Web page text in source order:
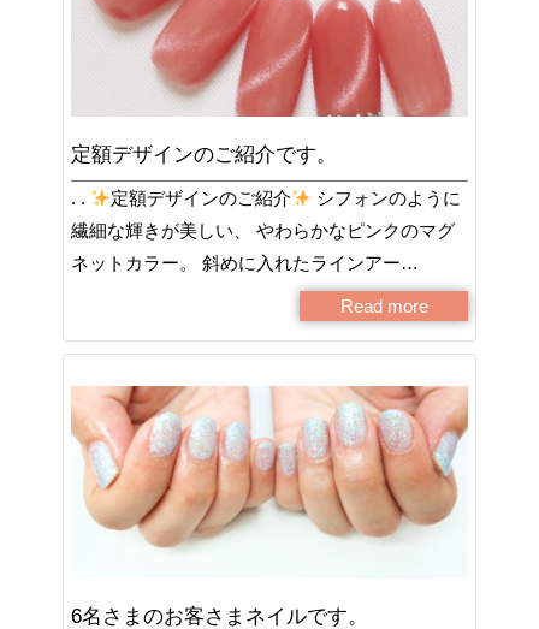
定額デザインのご紹介です。
. . 定額デザインのご紹介
シフォンのように
繊細な輝きが美しい、 やわらかなピンクのマグ
ネットカラー。 斜めに入れたラインアー…
Read more
6名さまのお客さまネイルです。